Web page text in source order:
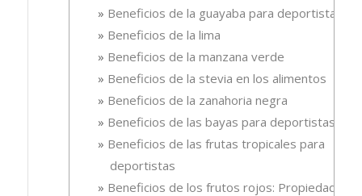
Beneficios de la guayaba para deportistas
Beneficios de la lima
Beneficios de la manzana verde
Beneficios de la stevia en los alimentos
Beneficios de la zanahoria negra
Beneficios de las bayas para deportistas
Beneficios de las frutas tropicales para
deportistas
Beneficios de los frutos rojos: Propiedades